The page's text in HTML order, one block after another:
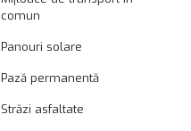
comun
Panouri solare
Pază permanentă
Străzi asfaltate